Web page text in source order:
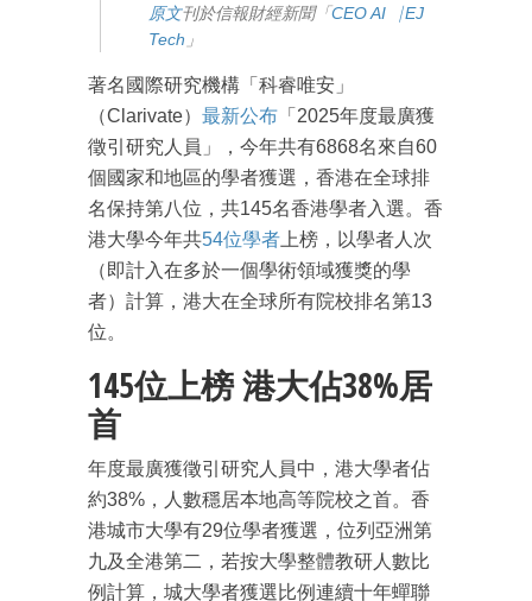
原文刊於信報財經新聞「CEO AI⎹ EJ
Tech 」
著名國際研究機構「科睿唯安」
（Clarivate） 最新公布 「2025年度最廣獲
徵引研究人員」，今年共有6868名來自60
個國家和地區的學者獲選，香港在全球排
名保持第八位，共145名香港學者入選。香
港大學今年共54位學者 上榜，以學者人次
（即計入在多於一個學術領域獲獎的學
者）計算，港大在全球所有院校排名第13
位。
145位上榜 港大佔38%居
首
年度最廣獲徵引研究人員中，港大學者佔
約38%，人數穩居本地高等院校之首。香
港城市大學有29位學者獲選，位列亞洲第
九及全港第二，若按大學整體教研人數比
例計算，城大學者獲選比例連續十年蟬聯
最新資訊（附創業懶人包），直達郵
箱！